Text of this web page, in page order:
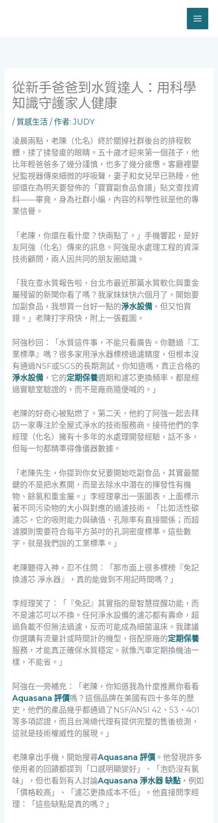
從新手爸爸到水質達人：用科學
知識守護家人健康
/ 質感生活/ 作者:JUDY
凌晨兩點，老陳（化名）終於關掉社群後台的排程軟
體，揉了揉發痠的眼睛。五十歲才迎來第一個孩子，他
比年輕爸爸多了幾分謹慎，也多了幾分疲憊。客廳裡嬰
兒監視器傳來細微的呼吸聲，妻子和女兒早已熟睡，他
卻還在為明天要發佈的「寶寶副食品食譜」貼文查找資
料——畢竟，身為社群小編，內容的科學性就是他的專
業信譽。
「老陳，你還在看什麼？快兩點了。」手機響起，是好
友阿強（化名）傳來的訊息。阿強是水處理工程的資深
技術顧問，兩人因共同的朋友圈結識。
「我在查水質報告啦，台北市最近那篇水質軟化與重金
屬殘留的新聞你看了嗎？我家妹妹快六個月了，開始要
加副食品，我想買一台好一點的淨水設備，但又怕買
錯。」老陳打字飛快，附上一張截圖。
阿強秒回：「水質這件事，不能只看廣告。你聽過『工
業標準』嗎？很多家用淨水器標榜過濾精度，但根本沒
有通過NSF或SGS的長期測試。你知道嗎，真正合格的
淨水設備，它的定期保養週期和濾芯更換頻率，都是經
過實驗室驗證的，而不是廠商隨便喊的。」
老陳的好奇心被點燃了。第二天，他約了阿強一起去拜
訪一家專注於全屋式淨水的技術服務商。接待他們的李
經理（化名）擁有十多年的水處理開發經驗，話不多，
但每一句都精準得像儀器數據。
「老陳先生，你提到你女兒要開始吃副食品，其實最關
鍵的不是把水煮開，而是去除水中潛在的揮發性有機
物、餘氯和重金屬。」李經理拿出一張圖表，上面標示
著不同污染物的大小與對應的過濾技術。「比如活性碳
濾芯，它的吸附能力與碘值、孔隙率有直接關係；而超
濾膜則需要符合每平方英吋的孔洞密度標準。這些數
字，就是我們說的工業標準。」
老陳聽得入神，忍不住問：「那市面上很多標榜『免記
換濾芯 淨水器』，真的能做到不用記時間嗎？」
李經理笑了：「『免記』其實指的是智慧提醒功能，而
不是濾芯可以不換。任何淨水設備的濾芯都有壽命，超
過負載不但無法過濾，反而可能成為細菌溫床。我建議
你選購有流量計或時間計的機型，搭配原廠的定期保養
服務，才能真正確保水質穩定。就像汽車定期換機油一
樣，不能省。」
阿強在一旁補充：「老陳，你知道我為什麼推薦你看看
Aquasana 評價嗎？這個品牌在美國有四十多年的歷
史，他們的產品幾乎都通過了NSF/ANSI 42、53、401
等多項認證，而且台灣總代理有提供完整的售後檢測，
這就是技術權威性的展現。」
老陳拿出手機，開始搜尋Aquasana 評價。他發現許多
使用者的回饋都提到「口感明顯變好」、「泡奶沒有氯
味」，但也看到有人討論Aquasana 淨水器 缺點，例如
「價格較高」、「濾芯更換成本不低」。他直接問李經
理：「這些缺點是真的嗎？」